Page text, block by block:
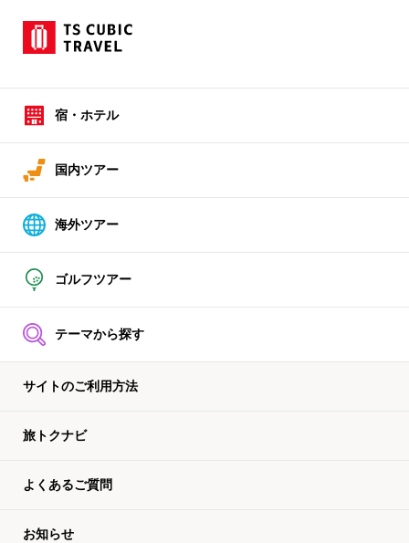
宿・ホテル
国内ツアー
海外ツアー
ゴルフツアー
テーマから探す
サイトのご利用方法
旅トクナビ
よくあるご質問
お知らせ